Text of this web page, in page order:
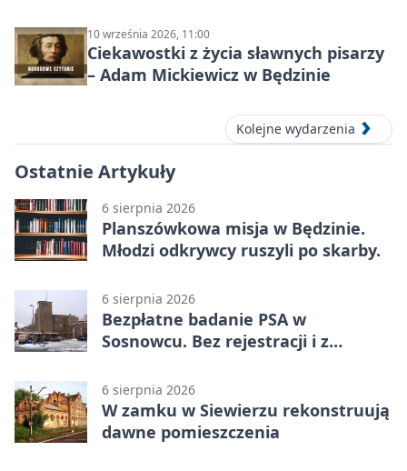
10 września 2026, 11:00
Ciekawostki z życia sławnych pisarzy
– Adam Mickiewicz w Będzinie
Kolejne wydarzenia
Ostatnie Artykuły
6 sierpnia 2026
Planszówkowa misja w Będzinie.
Młodzi odkrywcy ruszyli po skarby.
6 sierpnia 2026
Bezpłatne badanie PSA w
Sosnowcu. Bez rejestracji i z
6 sierpnia 2026
W zamku w Siewierzu rekonstruują
dawne pomieszczenia